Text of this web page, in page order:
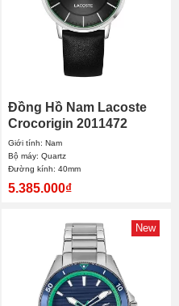
Đồng Hồ Nam Lacoste
Crocorigin 2011472
40mm
Giới tính: Nam
Bộ máy: Quartz
Đường kính: 40mm
5.385.000₫
New